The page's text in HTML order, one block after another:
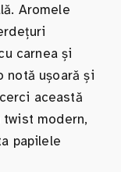
Aromele
carnea și
notă ușoară și
această
modern,
papilele